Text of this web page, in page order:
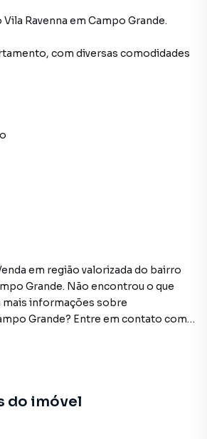
Ravenna em Campo Grande.
, com diversas comodidades
em região valorizada do bairro
Grande. Não encontrou o que
mais informações sobre
Grande? Entre em contato com
ou locação, além de
e em outras regiões de Campo
do imóvel